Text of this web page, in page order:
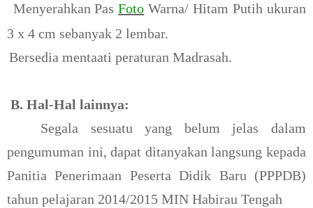
Menyerahkan Pas Foto Warna/ Hitam Putih ukuran
3 x 4 cm sebanyak 2 lembar.
Bersedia mentaati peraturan Madrasah.
B. Hal-Hal lainnya:
Segala sesuatu yang belum jelas dalam
pengumuman ini, dapat ditanyakan langsung kepada
Panitia Penerimaan Peserta Didik Baru (PPPDB)
tahun pelajaran 2014/2015 MIN Habirau Tengah